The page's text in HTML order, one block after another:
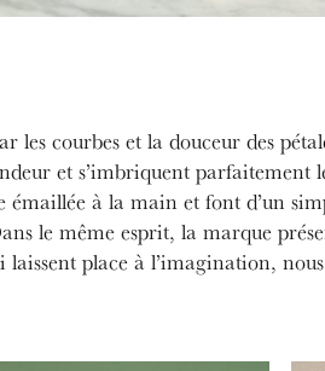
les courbes et la douceur des
et s’imbriquent parfaitement
émaillée à la main et font d’un
le même esprit, la marque
laissent place à l’imagination,